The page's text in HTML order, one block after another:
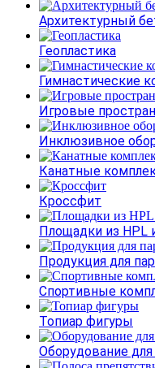
Архитектурный
Геопластика
Гимнастические
Игровые
Инклюзивное
Канатные
Кроссфит
Площадки из HPL
Продукция для
Спортивные
Топиар фигуры
Оборудование